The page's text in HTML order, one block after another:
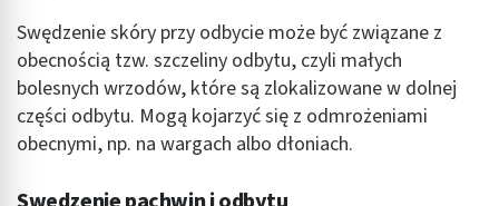
Swędzenie skóry przy odbycie może być związane z
obecnością tzw. szczeliny odbytu, czyli małych
bolesnych wrzodów, które są zlokalizowane w dolnej
części odbytu. Mogą kojarzyć się z odmrożeniami
obecnymi, np. na wargach albo dłoniach.
Rozwój i ulepszanie usług
Wykorzystywanie ograniczonych danych do
wyboru treści
Funkcje specjalne IAB: